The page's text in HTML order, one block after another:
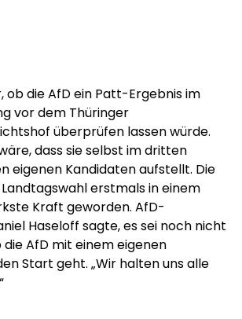
ob die AfD ein Patt-Ergebnis im
vor dem Thüringer
überprüfen lassen würde.
dass sie selbst im dritten
eigenen Kandidaten aufstellt. Die
erstmals in einem
Kraft geworden. AfD-
Haseloff sagte, es sei noch nicht
AfD mit einem eigenen
Start geht. „Wir halten uns alle